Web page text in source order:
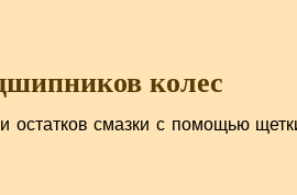
колес
остатков смазки с помощью